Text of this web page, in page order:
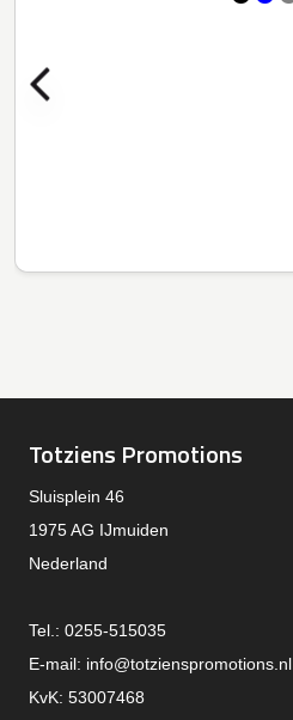
Totziens Promotions
Sluisplein 46
1975 AG IJmuiden
Nederland
Tel.: 0255-515035
E-mail: info@totzienspromotions.nl
KvK: 53007468